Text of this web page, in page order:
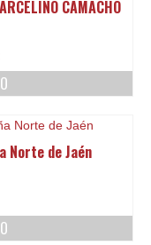
CAMACHO
precio
actual
10,00 €.
Norte de Jaén